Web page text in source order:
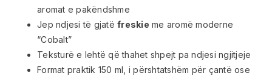
aromat e pakëndshme
Jep ndjesi të gjatë freskie me aromë moderne
“Cobalt”
Teksturë e lehtë që thahet shpejt pa ndjesi ngjitjeje
Format praktik 150 ml, i përshtatshëm për çantë ose